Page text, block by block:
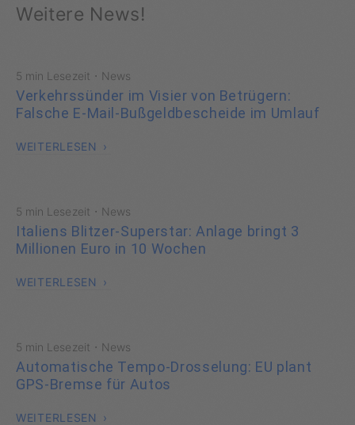
Weitere News!
5 min Lesezeit · News
Verkehrssünder im Visier von Betrügern:
Falsche E-Mail-Bußgeldbescheide im Umlauf
WEITERLESEN
5 min Lesezeit · News
Italiens Blitzer-Superstar: Anlage bringt 3
Millionen Euro in 10 Wochen
WEITERLESEN
5 min Lesezeit · News
Automatische Tempo-Drosselung: EU plant
GPS-Bremse für Autos
WEITERLESEN